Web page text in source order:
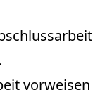
vorweisen